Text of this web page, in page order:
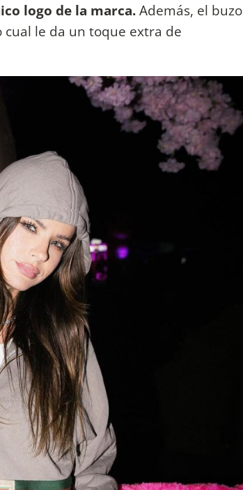
logo de la marca.Además, el buzo
le da un toque extra de